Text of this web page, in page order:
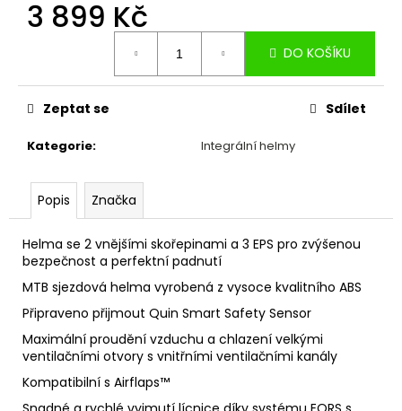
3 899 Kč
DO KOŠÍKU
Kategorie: Integrální helmy
Zeptat se Sdílet
Popis Značka
Helma se 2 vnějšími skořepinami a 3 EPS pro zvýšenou
bezpečnost a perfektní padnutí
MTB sjezdová helma vyrobená z vysoce kvalitního ABS
Připraveno přijmout Quin Smart Safety Sensor
Maximální proudění vzduchu a chlazení velkými
ventilačními otvory s vnitřními ventilačními kanály
Kompatibilní s Airflaps™
č
e
m
ŘADÍCÍHO
BOWDENU
4MM
5
Kč